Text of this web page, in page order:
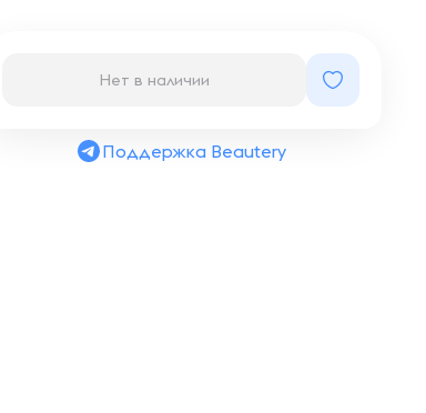
Нет в наличии
Поддержка Beautery